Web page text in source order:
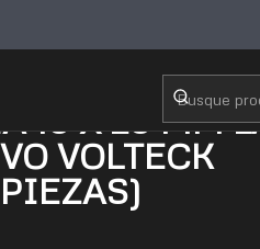
Aceptamos todas las
10 X 20 MM
VOLTECK